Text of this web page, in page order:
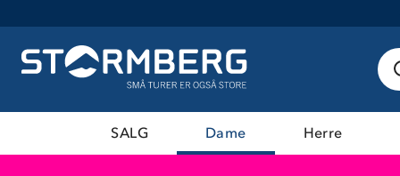
SALG Dame Herre